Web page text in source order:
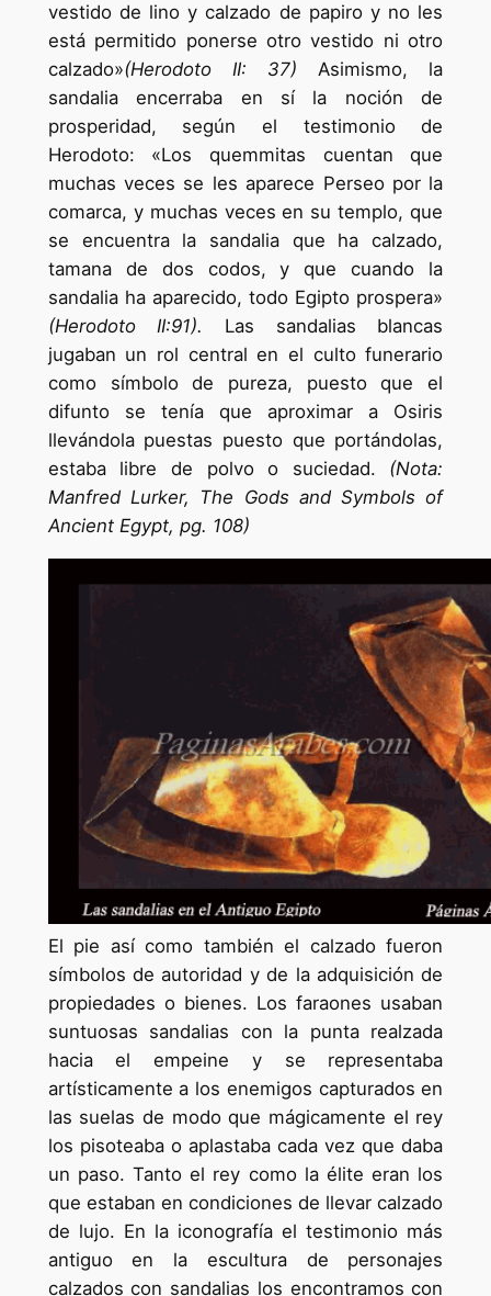
vestido de lino y calzado de papiro y no les
está permitido ponerse otro vestido ni otro
calzado»(Herodoto II: 37) Asimismo, la
sandalia encerraba en sí la noción de
prosperidad, según el testimonio de
Herodoto: «Los quemmitas cuentan que
muchas veces se les aparece Perseo por la
comarca, y muchas veces en su templo, que
se encuentra la sandalia que ha calzado,
tamana de dos codos, y que cuando la
sandalia ha aparecido, todo Egipto prospera»
(Herodoto II:91).
Las sandalias blancas
jugaban un rol central en el culto funerario
como símbolo de pureza, puesto que el
difunto se tenía que aproximar a Osiris
llevándola puestas puesto que portándolas,
estaba libre de polvo o suciedad. (Nota:
Manfred Lurker, The Gods and Symbols of
Ancient Egypt, pg. 108)
El pie así como también el calzado fueron
símbolos de autoridad y de la adquisición de
propiedades o bienes. Los faraones usaban
suntuosas sandalias con la punta realzada
hacia el empeine y se representaba
artísticamente a los enemigos capturados en
las suelas de modo que mágicamente el rey
los pisoteaba o aplastaba cada vez que daba
un paso. Tanto el rey como la élite eran los
que estaban en condiciones de llevar calzado
de lujo. En la iconografía el testimonio más
antiguo en la escultura de personajes
calzados con sandalias los encontramos con